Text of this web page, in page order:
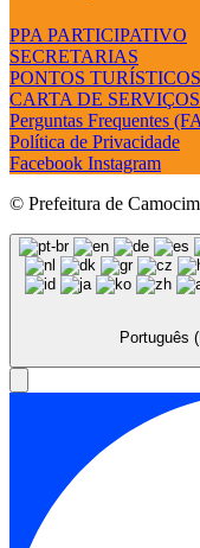
PPA PARTICIPATIVO
SECRETARIAS
PONTOS TURÍSTICOS
CARTA DE SERVIÇOS
Perguntas Frequentes
Política de Privacidade
Facebook Instagram
© Prefeitura de
Português